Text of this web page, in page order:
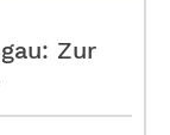
Zur